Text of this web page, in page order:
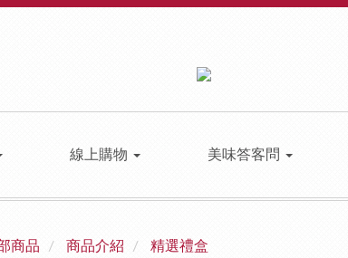
線上購物 美味答客問
商品 商品介紹 精選禮盒